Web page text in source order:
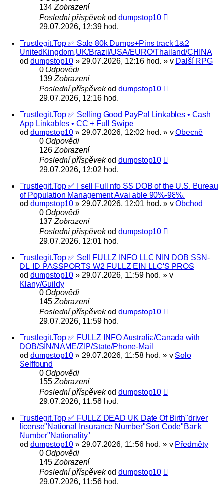
134 Zobrazení
Poslední příspěvekod dumpstop10
29.07.2026, 12:39 hod.
Trustlegit.Top ✅ Sale 80k Dumps+Pins track 1&2
UnitedKingdom,UK/Brazil/USA/EURO/Thailand/CHINA
od dumpstop10 » 29.07.2026, 12:16 hod. » v Další RPG
0 Odpovědi
139 Zobrazení
Poslední příspěvekod dumpstop10
29.07.2026, 12:16 hod.
Trustlegit.Top ✅ Selling Good PayPal Linkables • Cash
App Linkables • CC + Full Swipe
od dumpstop10 » 29.07.2026, 12:02 hod. » v Obecně
0 Odpovědi
126 Zobrazení
Poslední příspěvekod dumpstop10
29.07.2026, 12:02 hod.
Trustlegit.Top ✅ I sell Fullinfo SS DOB of the U.S. Bureau
of Population Management Available 90%-98%.
od dumpstop10 » 29.07.2026, 12:01 hod. » v Obchod
0 Odpovědi
137 Zobrazení
Poslední příspěvekod dumpstop10
29.07.2026, 12:01 hod.
Trustlegit.Top ✅ Sell FULLZ INFO LLC NIN DOB SSN-
DL-ID-PASSPORTS W2 FULLZ EIN LLC'S PROS
od dumpstop10 » 29.07.2026, 11:59 hod. » v
Klany/Guildy
0 Odpovědi
145 Zobrazení
Poslední příspěvekod dumpstop10
29.07.2026, 11:59 hod.
Trustlegit.Top ✅ FULLZ INFO Australia/Canada with
DOB/SIN/NAME/ZIP/State/Phone-Mail
od dumpstop10 » 29.07.2026, 11:58 hod. » v Solo
Selffound
0 Odpovědi
155 Zobrazení
Poslední příspěvekod dumpstop10
29.07.2026, 11:58 hod.
Trustlegit.Top ✅ FULLZ DEAD UK Date Of Birth"driver
license"National Insurance Number"Sort Code"Bank
Number"Nationality"
od dumpstop10 » 29.07.2026, 11:56 hod. » v Předměty
0 Odpovědi
145 Zobrazení
Poslední příspěvekod dumpstop10
29.07.2026, 11:56 hod.